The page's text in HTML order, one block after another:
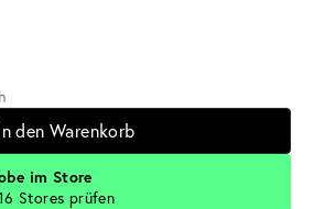
den Warenkorb
im Store
Stores prüfen